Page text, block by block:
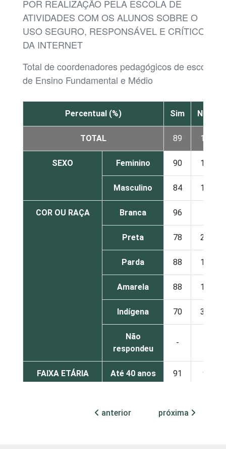
POR REALIZAÇÃO PELA ESCOLA DE
ATIVIDADES COM OS ALUNOS SOBRE O
USO SEGURO, RESPONSÁVEL E CRÍTICO
DA INTERNET
Total de coordenadores pedagógicos de escolas
de Ensino Fundamental e Médio
Percentual (%) Sim Não
TOTAL 89 11
SEXO Feminino 90 10
Masculino 84 16
COR OU RAÇA Branca 96
Preta 78 22
Parda 88 12
Amarela 88 12
Indígena 70 30
Não
respondeu
-
FAIXA ETÁRIA Até 40 anos 91 9
anos
anterior próxima